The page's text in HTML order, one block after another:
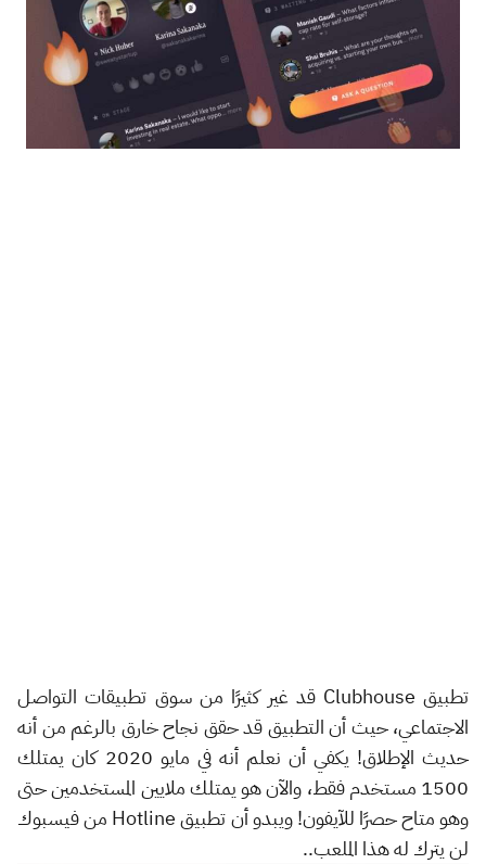
تطبيق Clubhouse قد غير كثيرًا من سوق تطبيقات التواصل
الاجتماعي، حيث أن التطبيق قد حقق نجاح خارق بالرغم من أنه
حديث الإطلاق! يكفي أن نعلم أنه في مايو 2020 كان يمتلك
1500 مستخدم فقط، والآن هو يمتلك ملايين المستخدمين حتى
وهو متاح حصرًا للآيفون! ويبدو أن تطبيق Hotline من فيسبوك
لن يترك له هذا الملعب..